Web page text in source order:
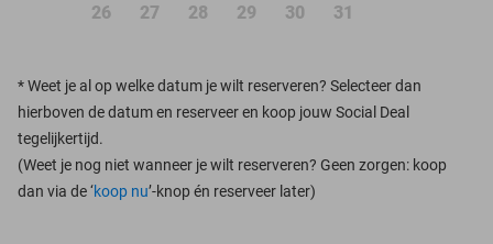
26 27 28 29 30 31
*Weet je al op welke datum je wilt reserveren? Selecteer dan
hierboven de datum en reserveer en koop jouw Social Deal
tegelijkertijd.
(Weet je nog niet wanneer je wilt reserveren? Geen zorgen: koop
dan via de ‘koop nu’-knop én reserveer later)